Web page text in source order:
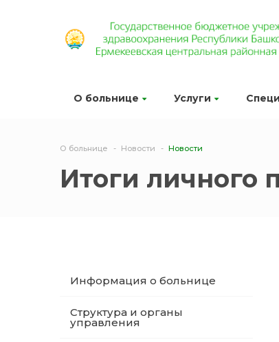
О больнице Услуги
О больнице Новости Новости
Итоги личного
Информация о больнице
Структура и органы
управления